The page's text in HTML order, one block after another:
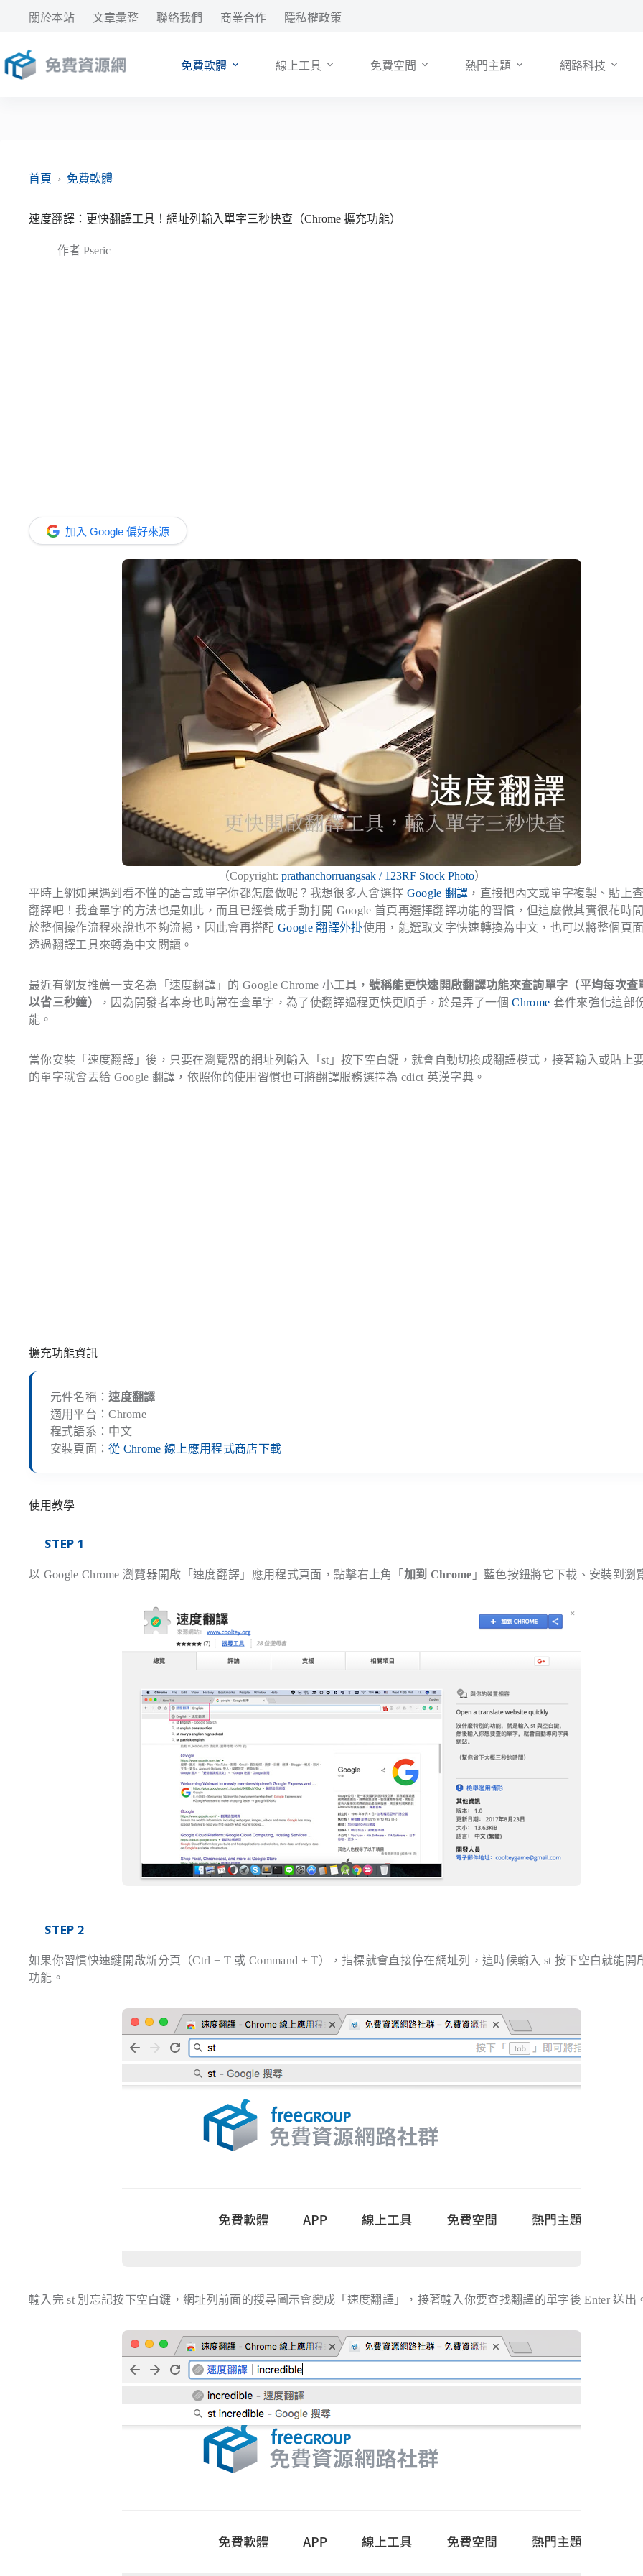
要
內
關於本站 文章彙整 聯絡我們 商業合作 隱私權政策
免費軟體 線上工具 免費空間 熱門主題 網路科技
首頁 › 免費軟體
速度翻譯：更快翻譯工具！網址列輸入單字三秒快查（Chrome 擴充功能）
作者 Pseric
加入 Google 偏好來源
（Copyright: prathanchorruangsak / 123RF Stock Photo）
平時上網如果遇到看不懂的語言或單字你都怎麼做呢？我想很多人會選擇 Google 翻譯 ，直接把內文或單字複製、貼上
翻譯吧！我查單字的方法也是如此，而且已經養成手動打開 Google 首頁再選擇翻譯功能的習慣，但這麼做其實很花時
於整個操作流程來說也不夠流暢，因此會再搭配Google 翻譯外掛使用，能選取文字快速轉換為中文，也可以將整個頁
透過翻譯工具來轉為中文閱讀。
最近有網友推薦一支名為「速度翻譯」的 Google Chrome 小工具， 號稱能更快速開啟翻譯功能來查詢單字（平均每次查
以省三秒鐘）
，因為開發者本身也時常在查單字，為了使翻譯過程更快更順手，於是弄了一個Chrome 套件來強化這部
能。
當你安裝「速度翻譯」後，只要在瀏覽器的網址列輸入「st」按下空白鍵，就會自動切換成翻譯模式，接著輸入或貼上
的單字就會丟給 Google 翻譯，依照你的使用習慣也可將翻譯服務選擇為 cdict 英漢字典。
擴充功能資訊
元件名稱：速度翻譯
適用平台：Chrome
程式語系：中文
安裝頁面：從 Chrome 線上應用程式商店下載
使用教學
STEP 1
以 Google Chrome 瀏覽器開啟「速度翻譯」應用程式頁面，點擊右上角「 加到 Chrome 」藍色按鈕將它下載、安裝到瀏
STEP 2
如果你習慣快速鍵開啟新分頁（Ctrl + T 或 Command + T），指標就會直接停在網址列，這時候輸入 st 按下空白就能開
功能。
輸入完 st 別忘記按下空白鍵，網址列前面的搜尋圖示會變成「速度翻譯」，接著輸入你要查找翻譯的單字後 Enter 送出